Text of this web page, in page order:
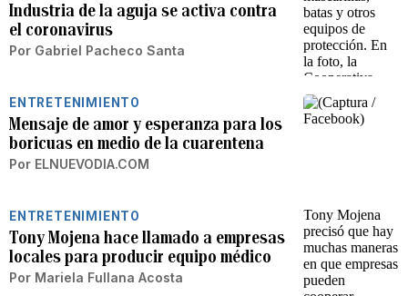
Industria de la aguja se activa contra
el coronavirus
Por Gabriel Pacheco Santa
ENTRETENIMIENTO
Mensaje de amor y esperanza para los
boricuas en medio de la cuarentena
Por ELNUEVODIA.COM
ENTRETENIMIENTO
Tony Mojena hace llamado a empresas
locales para producir equipo médico
Por Mariela Fullana Acosta